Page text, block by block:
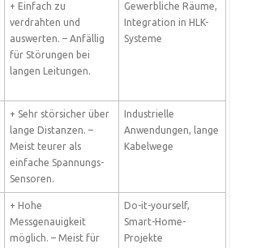
+ Einfach zu
verdrahten und
auswerten. – Anfällig
für Störungen bei
langen Leitungen.
Gewerbliche Räume,
Integration in HLK-
Systeme
+ Sehr störsicher über
lange Distanzen. –
Meist teurer als
einfache Spannungs-
Sensoren.
Industrielle
Anwendungen, lange
Kabelwege
+ Hohe
Messgenauigkeit
möglich. – Meist für
Do-it-yourself,
Smart-Home-
Projekte